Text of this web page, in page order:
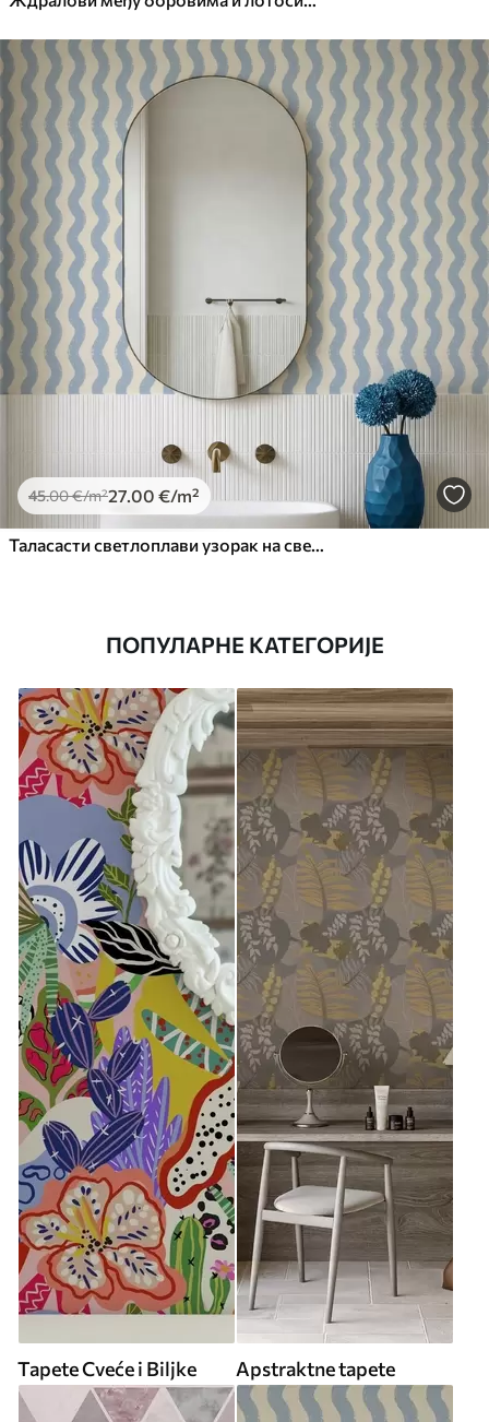
45.00€/m²27.00 €/m²
Таласасти светлоплави узорак на светлој позадини
ПОПУЛАРНЕ КАТЕГОРИЈЕ
Tapete Cveće i Biljke Apstraktne tapete